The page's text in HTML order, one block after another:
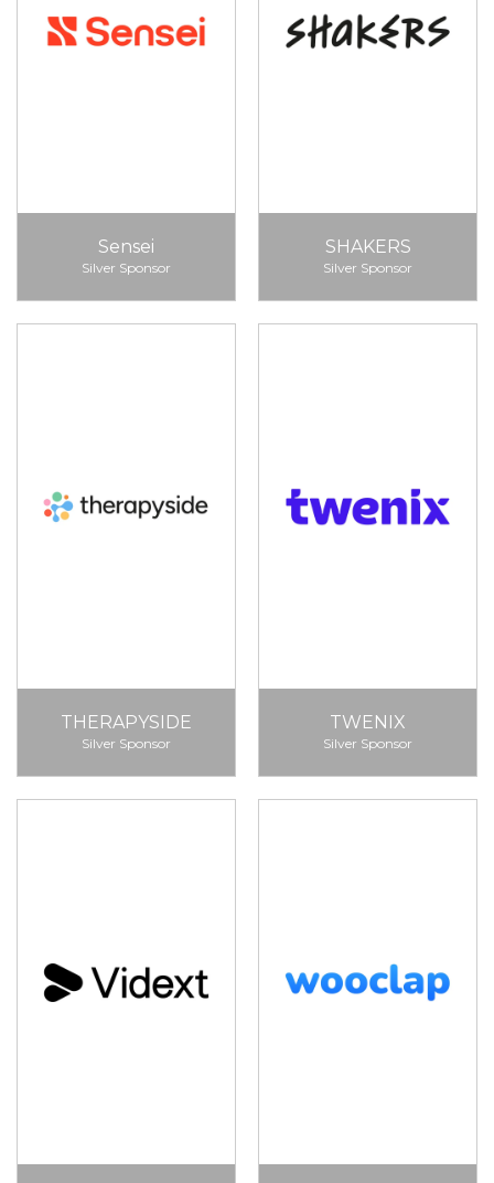
Sensei
Silver Sponsor
SHAKERS
Silver Sponsor
THERAPYSIDE
Silver Sponsor
TWENIX
Silver Sponsor